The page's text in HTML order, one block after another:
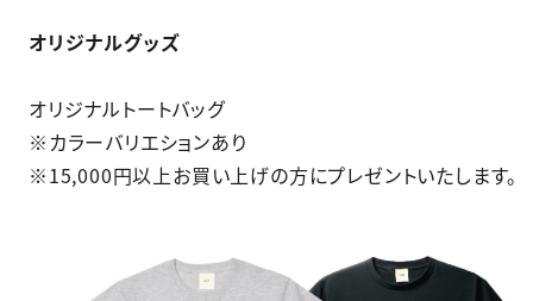
オリジナルグッズ
オリジナルトートバッグ​
※カラーバリエションあり​
※15,000円以上お買い上げの方にプレゼントいたします。